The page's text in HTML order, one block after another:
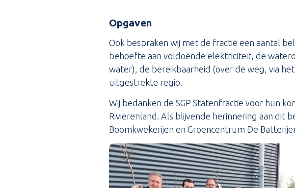
Opgaven
Ook bespraken wij met de fractie een aantal
behoefte aan voldoende elektriciteit, de
water), de bereikbaarheid (over de weg, via
uitgestrekte regio.
Wij bedanken de SGP Statenfractie voor hun
Rivierenland. Als blijvende herinnering aan dit
Boomkwekerijen en Groencentrum De